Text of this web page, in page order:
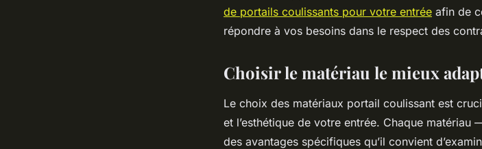
de portails coulissants pour votre entrée afin de
répondre à vos besoins dans le respect des
Choisir le matériau le mieux
Le choix des matériaux portail coulissant est
et l’esthétique de votre entrée. Chaque
des avantages spécifiques qu’il convient